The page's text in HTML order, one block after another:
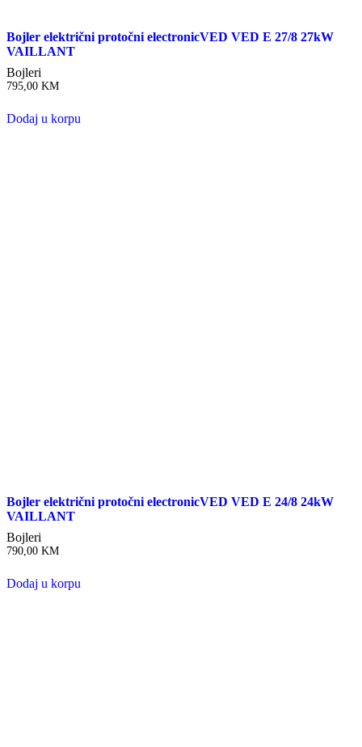
Bojler električni protočni electronicVED VED E 27/8 27kW
VAILLANT
Bojleri
795,00 KM
Dodaj u korpu
Bojler električni protočni electronicVED VED E 24/8 24kW
VAILLANT
Bojleri
790,00 KM
Dodaj u korpu